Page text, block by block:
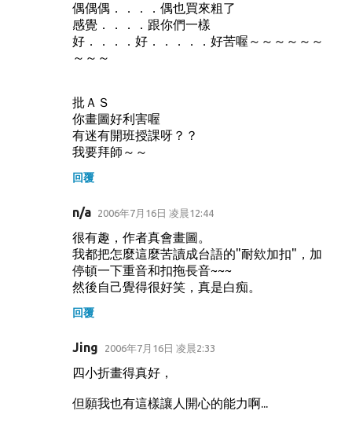
偶偶偶．．．．偶也買來粗了
感覺．．．．跟你們一樣
好．．．．好．．．．．好苦喔～～～～～～
～～～
批ＡＳ
你畫圖好利害喔
有迷有開班授課呀？？
我要拜師～～
回覆
n/a 2006年7月16日 凌晨12:44
很有趣，作者真會畫圖。
我都把怎麼這麼苦讀成台語的"耐欸加扣"，加
停頓一下重音和扣拖長音~~~
然後自己覺得很好笑，真是白痴。
回覆
Jing 2006年7月16日 凌晨2:33
四小折畫得真好，
但願我也有這樣讓人開心的能力啊...